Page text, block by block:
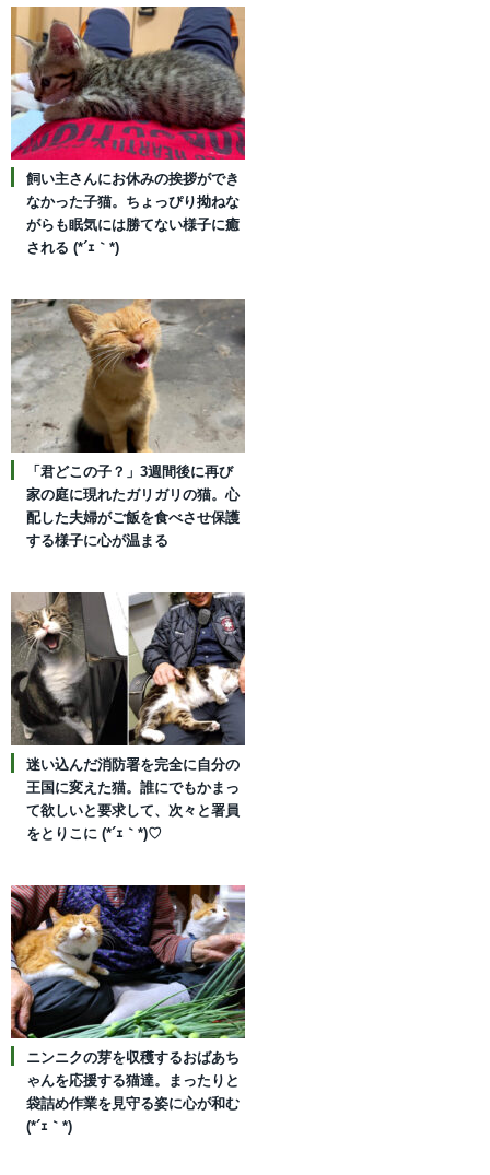
飼い主さんにお休みの挨拶ができ
なかった子猫。ちょっぴり拗ねな
がらも眠気には勝てない様子に癒
される (*´ｪ｀*)
「君どこの子？」3週間後に再び
家の庭に現れたガリガリの猫。心
配した夫婦がご飯を食べさせ保護
する様子に心が温まる
迷い込んだ消防署を完全に自分の
王国に変えた猫。誰にでもかまっ
て欲しいと要求して、次々と署員
をとりこに (*´ｪ｀*)♡
ニンニクの芽を収穫するおばあち
ゃんを応援する猫達。まったりと
袋詰め作業を見守る姿に心が和む
(*´ｪ｀*)